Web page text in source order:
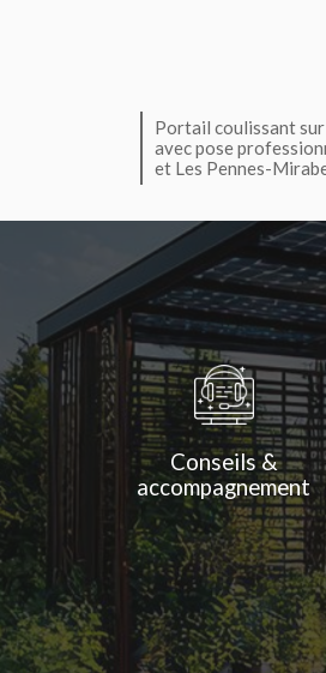
Portail coulissant sur
avec pose
et Les Pennes-
Conseils &
accompagnement